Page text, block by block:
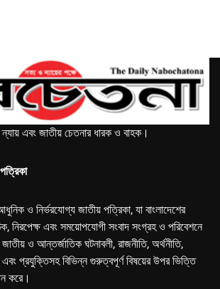
এবং জাতীয় চেতনার ধারক ও বাহক।
ও নির্ভরযোগ্য জাতীয় পত্রিকা, যা বাংলাদেশের
নিরপেক্ষ এবং সময়োপযোগী সংবাদ সংগ্রহ ও পরিবেশনে
ও আন্তর্জাতিক ঘটনাবলী, রাজনীতি, অর্থনীতি,
এবং প্রযুক্তিসহ বিভিন্ন গুরুত্বপূর্ণ বিষয়ের উপর ভিত্তি
করে।